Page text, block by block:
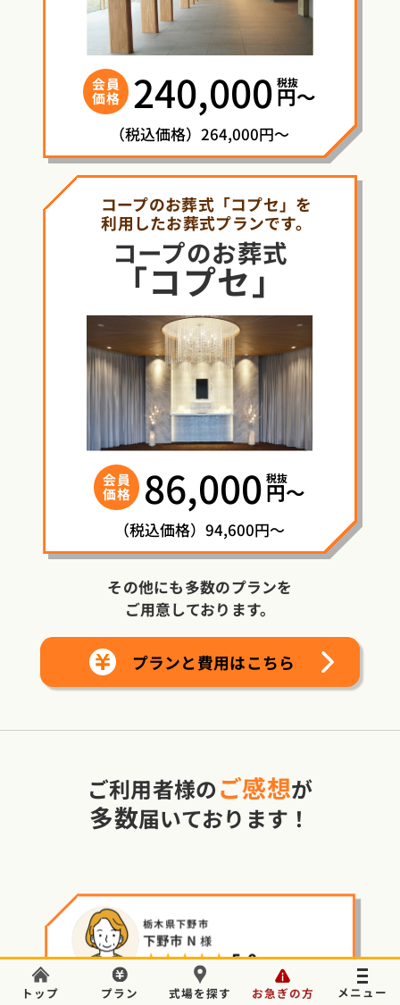
トップ プラン 式場を探す お急ぎの方
会員
価格 240,000 税抜
円〜
（税込価格）264,000円～
コープのお葬式「コプセ」を
利用したお葬式プランです。
コープのお葬式
「コプセ」
会員
価格 86,000 税抜
円〜
（税込価格）94,600円～
その他にも多数のプランを
ご用意しております。
プランと費用はこちら
ご利用者様のご感想が
多数届いております！
栃木県下野市
下野市 N 様
★★★★★5.0
葬儀のことでお困りの場合はいつでもご相談ください。
電話をかける24時間365日対応 無料 事前確認で安心